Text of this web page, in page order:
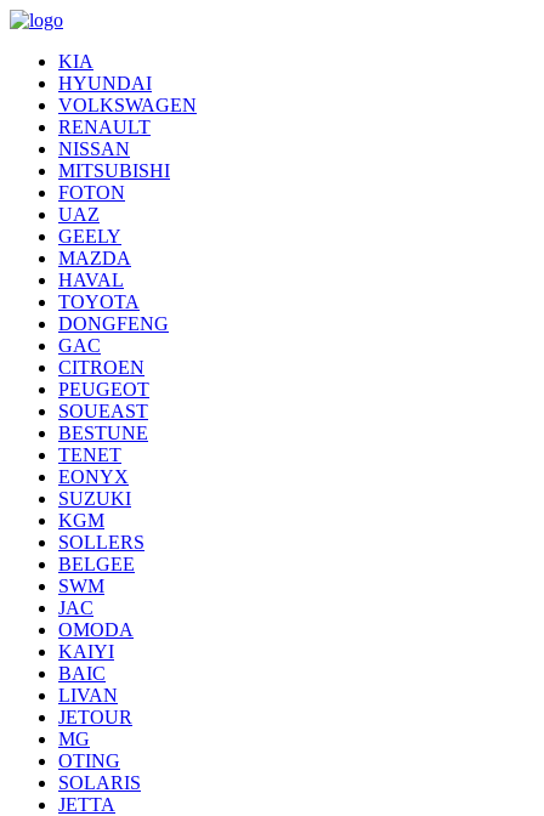
KIA
HYUNDAI
VOLKSWAGEN
RENAULT
NISSAN
MITSUBISHI
FOTON
UAZ
GEELY
MAZDA
HAVAL
TOYOTA
DONGFENG
GAC
CITROEN
PEUGEOT
SOUEAST
BESTUNE
TENET
EONYX
SUZUKI
KGM
SOLLERS
BELGEE
SWM
JAC
OMODA
KAIYI
BAIC
LIVAN
JETOUR
MG
OTING
SOLARIS
JETTA